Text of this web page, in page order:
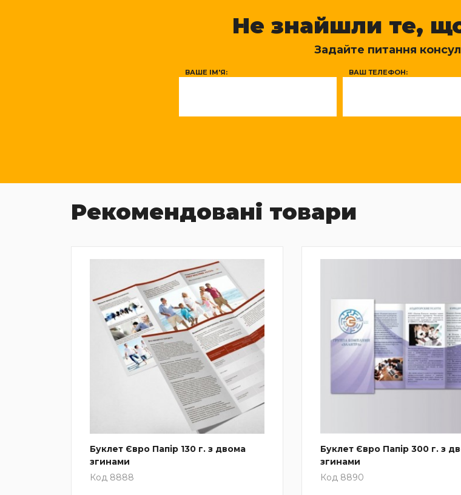
Не знайшли те,
Задайте питання
ВАШЕ ІМ'Я: ВАШ ТЕЛЕФОН:
Рекомендовані товари
Буклет Євро Папір 130 г. з двома
згинами
Код 8888
Буклет Євро Папір 300 г. з
згинами
Код 8890